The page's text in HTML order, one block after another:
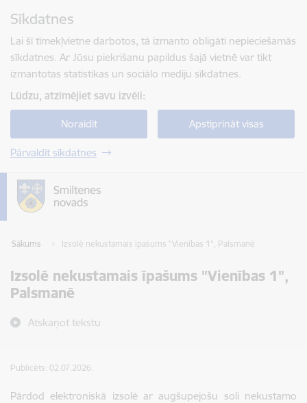
Sīkdatnes
Lai šī tīmekļvietne darbotos, tā izmanto obligāti nepieciešamās
sīkdatnes. Ar Jūsu piekrišanu papildus šajā vietnē var tikt
izmantotas statistikas un sociālo mediju sīkdatnes.
Lūdzu, atzīmējiet savu izvēli:
Noraidīt Apstiprināt visas
Pārvaldīt sīkdatnes
Sākums Izsolē nekustamais īpašums "Vienības 1", Palsmanē
Izsolē nekustamais īpašums "Vienības 1",
Palsmanē
Atskaņot tekstu
Publicēts: 02.07.2026.
Pārdod elektroniskā izsolē ar augšupejošu soli nekustamo